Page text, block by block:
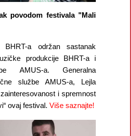
povodom festivala "Mali
BHRT-a održan sastanak
produkcije BHRT-a i
AMUS-a. Generalna
službe AMUS-a, Lejla
i spremnost
ovaj festival. Više saznajte!